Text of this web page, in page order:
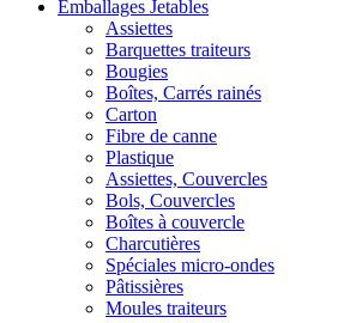
Emballages Jetables
Assiettes
Barquettes traiteurs
Bougies
Boîtes, Carrés rainés
Carton
Fibre de canne
Plastique
Assiettes, Couvercles
Bols, Couvercles
Boîtes à couvercle
Charcutières
Spéciales micro-ondes
Pâtissières
Moules traiteurs